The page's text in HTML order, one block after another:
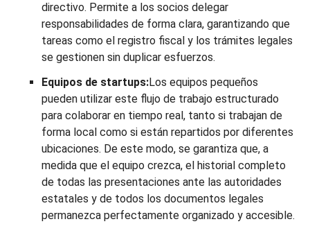
directivo. Permite a los socios delegar
responsabilidades de forma clara, garantizando que
tareas como el registro fiscal y los trámites legales
se gestionen sin duplicar esfuerzos.
Equipos de startups:Los equipos pequeños
pueden utilizar este flujo de trabajo estructurado
para colaborar en tiempo real, tanto si trabajan de
forma local como si están repartidos por diferentes
ubicaciones. De este modo, se garantiza que, a
medida que el equipo crezca, el historial completo
de todas las presentaciones ante las autoridades
estatales y de todos los documentos legales
permanezca perfectamente organizado y accesible.